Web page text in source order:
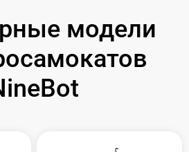
модели